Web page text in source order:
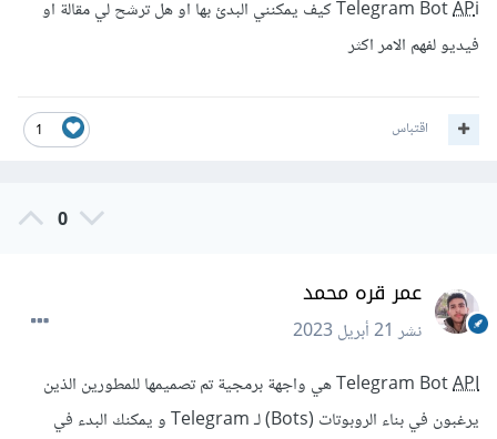
والتي توفرها شركة تيليجرام نفسها، مثل Telegram
Advertising وTelegram Bot
,حد الرسائل الأقصى لإرسال الرسائل من خلال Telegram Bot
ومتعدد، حتى لا يتم حظر حساب البوت الخاص بك من قبل
تيليجرام، والأفضل استخدام المهام المجدولة للحفاظ على توزيع
نفس الوقت.
Telegram BotAP
i كيف يمكنني البدئ بها او هل ترشح لي مقالة او
فيديو لفهم الامر اكثر
1 اقتباس
0
عمر قره محمد
نشر21 أبريل 2023
Telegram BotAPI
هي واجهة برمجية تم تصميمها للمطورين الذين
يرغبون في بناء الروبوتات (Bots) لـ Telegram و يمكنك البدء في